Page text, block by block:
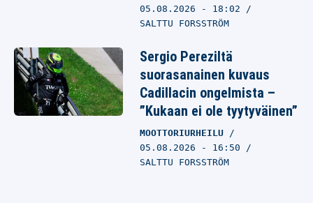
05.08.2026 - 18:02
SALTTU FORSSTRÖM
Sergio Pereziltä
suorasanainen kuvaus
Cadillacin ongelmista –
”Kukaan ei ole tyytyväinen”
MOOTTORIURHEILU
05.08.2026 - 16:50
SALTTU FORSSTRÖM